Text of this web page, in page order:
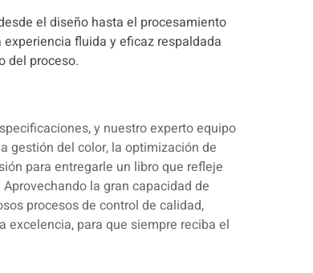
el diseño hasta el procesamiento
fluida y eficaz respaldada
del proceso.
y nuestro experto equipo
gestión del color, la optimización de
para entregarle un libro que refleje
la gran capacidad de
procesos de control de calidad,
para que siempre reciba el